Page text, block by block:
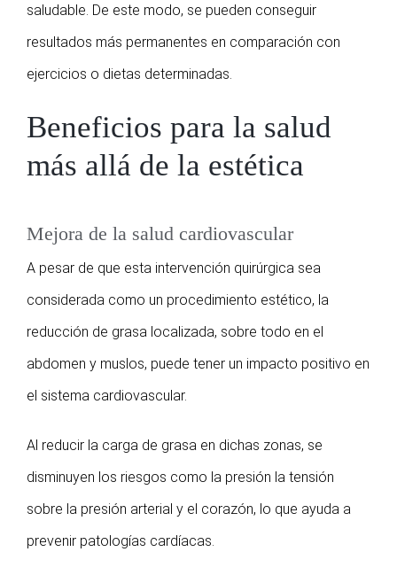
saludable. De este modo, se pueden conseguir
resultados más permanentes en comparación con
ejercicios o dietas determinadas.
Beneficios para la salud
más allá de la estética
Mejora de la salud cardiovascular
A pesar de que esta intervención quirúrgica sea
considerada como un procedimiento estético, la
reducción de grasa localizada, sobre todo en el
abdomen y muslos, puede tener un impacto positivo en
el sistema cardiovascular.
Al reducir la carga de grasa en dichas zonas, se
disminuyen los riesgos como la presión la tensión
sobre la presión arterial y el corazón, lo que ayuda a
prevenir patologías cardíacas.